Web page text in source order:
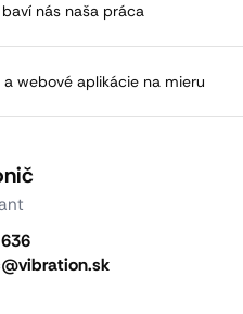
nás naša práca
webové aplikácie na mieru